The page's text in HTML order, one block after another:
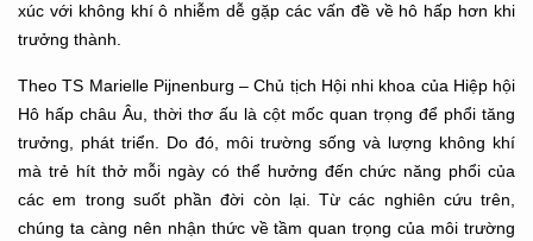
xúc với không khí ô nhiễm dễ gặp các vấn đề về hô hấp hơn khi
trưởng thành.
Theo TS Marielle Pijnenburg – Chủ tịch Hội nhi khoa của Hiệp hội
Hô hấp châu Âu, thời thơ ấu là cột mốc quan trọng để phổi tăng
trưởng, phát triển. Do đó, môi trường sống và lượng không khí
mà trẻ hít thở mỗi ngày có thể hưởng đến chức năng phổi của
các em trong suốt phần đời còn lại. Từ các nghiên cứu trên,
chúng ta càng nên nhận thức về tầm quan trọng của môi trường